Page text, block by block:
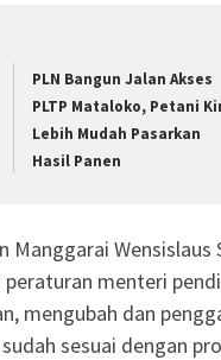
PLN Bangun Jalan Akses
PLTP Mataloko, Petani
Lebih Mudah Pasarkan
Hasil Panen
Manggarai
peraturan menteri
mengubah dan
sesuai dengan